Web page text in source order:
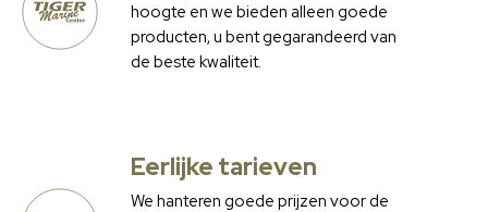
hoogte en we bieden alleen goede
producten, u bent gegarandeerd van
de beste kwaliteit.
Eerlijke tarieven
We hanteren goede prijzen voor de